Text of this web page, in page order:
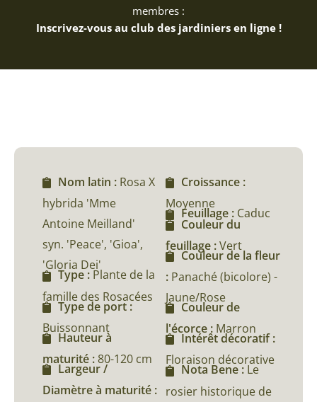
membres :
Inscrivez-vous au club des jardiniers en ligne !
Nom latin : Rosa X
hybrida 'Mme
Antoine Meilland'
syn. 'Peace', 'Gioa',
'Gloria Dei'
Type : Plante de la
famille des Rosacées
Type de port :
Buissonnant
Hauteur à
maturité :80-120 cm
Largeur /
Diamètre à maturité :
Croissance :
Moyenne
Feuillage : Caduc
Couleur du
feuillage :Vert
Couleur de la fleur
: Panaché (bicolore) -
Jaune/Rose
Couleur de
l'écorce : Marron
Intérêt décoratif :
Floraison décorative
Nota Bene : Le
rosier historique de